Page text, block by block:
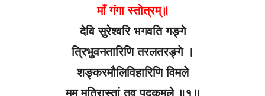
माँ गंगा स्तोत्रम्॥
देवि सुरेश्वरि भगवति गङ्गे
त्रिभुवनतारिणि तरलतरङ्गे ।
शङ्करमौलिविहारिणि विमले
मम मतिरास्तां तव पदकमले ॥१॥